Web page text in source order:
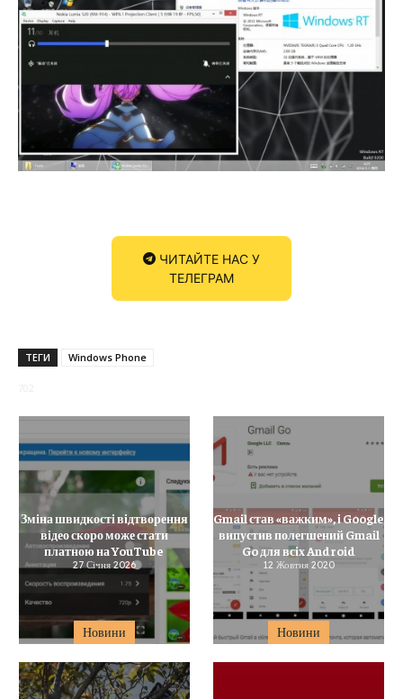
ЧИТАЙТЕ НАС У
ТЕЛЕГРАМ
ТЕГИ Windows Phone
Новини
Зміна швидкості відтворення
відео скоро може стати
платною на YouTube
27 Січня 2026
Новини
Gmail став «важким», і Google
випустив полегшений Gmail
Go для всіх Android
12 Жовтня 2020